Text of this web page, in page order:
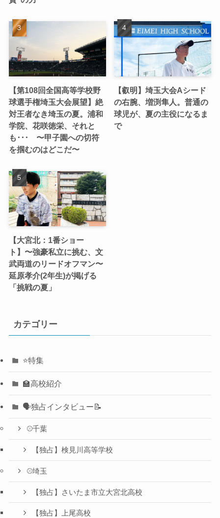
【第108回全国高等学校野
球選手権埼玉大会展望】絶
対王者なき埼玉の夏。浦和
学院、花咲徳栄、それと
も･･･ 〜甲子園への切符
を掴むのはどこだ〜
【叡明】埼玉大会Aシード
の右腕、増渕隼人。普通の
球児が、夏の主役になるま
で
【大宮北：1番ショー
ト】〜強豪私立に挑む、文
武両道のリードオフマン〜
延原孝介(2年生)が掲げる
「挑戦の夏」
カテゴリー
⭐️特集
🏫高校紹介
🗣️独占インタビュー📝
⚾️千葉
【独占】検見川高等学校
⚾️埼玉
【独占】さいたま市立大宮北高校
【独占】上尾高校